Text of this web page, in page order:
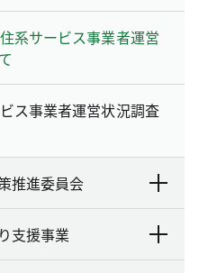
系サービス事業者運営
ス事業者運営状況調査
推進委員会
支援事業